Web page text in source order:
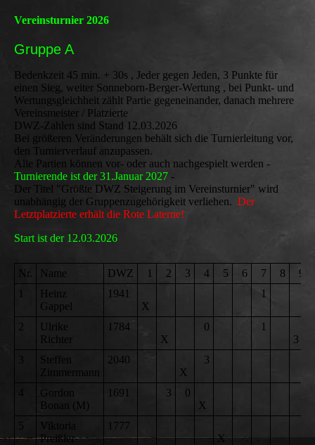
Vereinsturnier 2026
Gruppe A
Bedenkzeit 45 min. + 30s , Jeder gegen Jeden, 3 Punkte für
einen Sieg, weiter Sonneborn-Berger-Wertung , bei Punkt- und
Wertungsgleichheit zählt Partie gegeneinander, danach mehrere
Vereinsmeister / Platzierte
DWZ-Zahlen sind Stand 12.03.2026
Bei größeren Veränderungen behält sich die Turnierleitung vor,
den Turnierverlauf anzupassen.
Alle Partien können vor- oder auch nachgespielt werden -
Turnierende ist der 31.Januar 2027 -
Der Titel "Größte DWZ Steigerung im Vereinsturnier" wird
unabhängig der Gruppenzugehörigkeit verliehen. Der
Letztplatzierte erhält die Rote Laterne!
Start ist der 12.03.2026
Nr. Name DWZ 1 2 3 4 5 6 7 8 9
Heinz
Gappel
1941
X
1
2
Ulrike
Richter
1784
X
0
1
3
Steffen
Zimmermann
2040
X
3
Gordon
Bonan (M)
1691 3
0
X
Preißler
1777
X